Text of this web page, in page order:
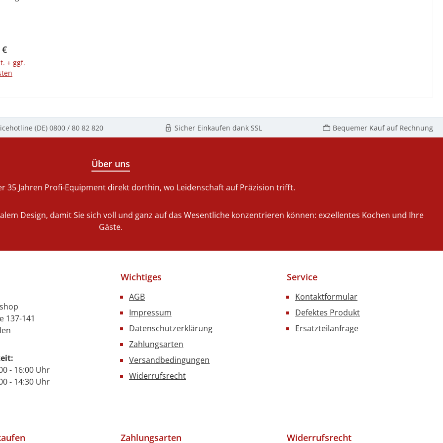
GN-
aus,
Design
und
GN-
den
dazu
Ihrer
Ihre
Preis:
+ ggf.
(DE) 0800 / 80 82 820 Sicher Einkaufen dank SSL Bequemer Kauf auf Rechnung
Über uns
35 Jahren Profi-Equipment direkt dorthin, wo Leidenschaft auf Präzision trifft.
Design, damit Sie sich voll und ganz auf das Wesentliche konzentrieren können: exzellentes Kochen und Ihre
Gäste.
137-141
- 16:00 Uhr
14:30 Uhr
Wichtiges
AGB
Impressum
Datenschutzerklärung
Zahlungsarten
Versandbedingungen
Widerrufsrecht
Service
Kontaktformular
Defektes Produkt
Ersatzteilanfrage
Zahlungsarten Widerrufsrecht